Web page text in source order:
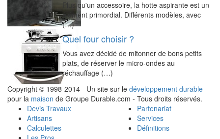
Plus qu'un accessoire, la hotte aspirante est un
élément primordial. Différents modèles, avec
(…)
Quel four choisir ?
Vous avez décidé de mitonner de bons petits
plats, de réserver le micro-ondes au
réchauffage (…)
Copyright © 1998-2014 - Un site sur le développement durable
pour la maison de Groupe Durable.com - Tous droits réservés.
Devis Travaux
Artisans
Calculettes
Partenariat
Services
Définitions